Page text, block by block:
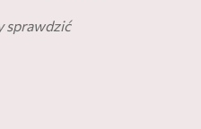
sprawdzić